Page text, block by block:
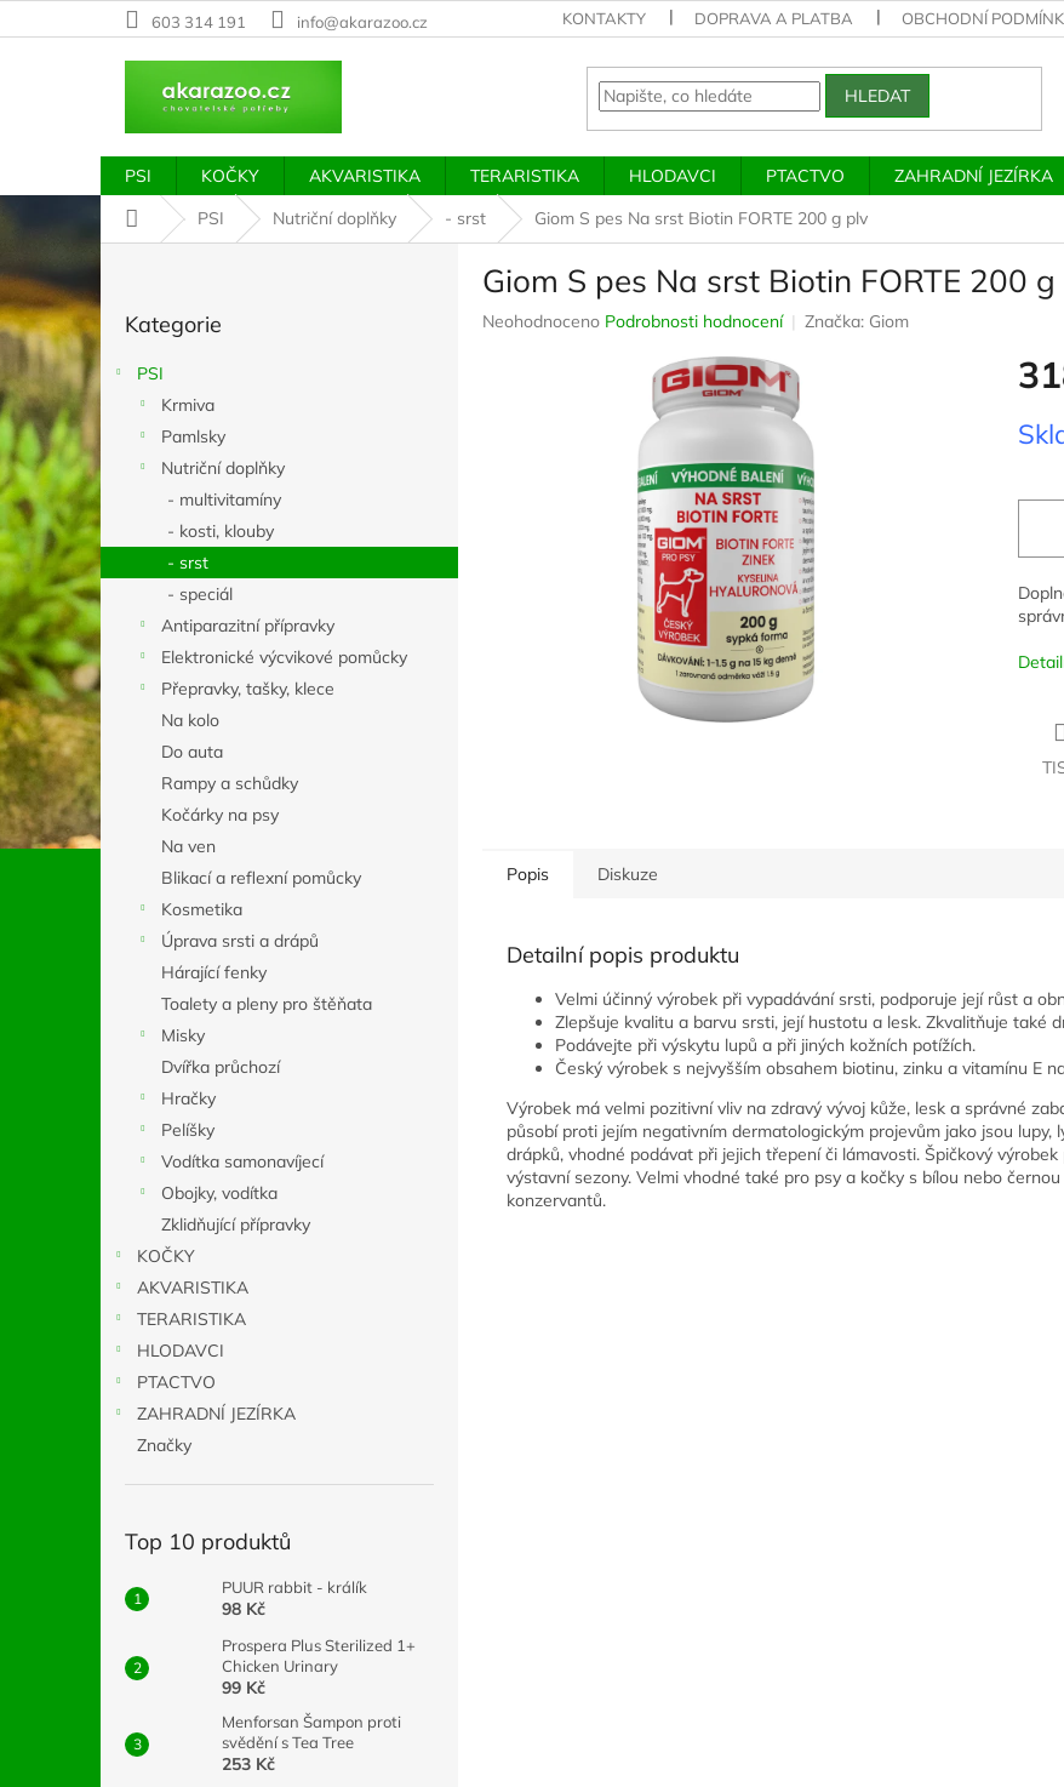
na
603 314 191 info@akarazoo.cz KONTAKTY DOPRAVA A PLATBA OBCHODNÍ
HLEDAT
PSI KOČKY AKVARISTIKA TERARISTIKA HLODAVCI PTACTVO ZAHRADNÍ JEZÍRKA
Domů
PSI Nutriční doplňky - srst Giom S pes Na srst Biotin FORTE 200 g plv
s
t
r
a
í
p
a
n
e
l
kategorie
Kategorie
PSI
Krmiva
Pamlsky
Nutriční doplňky
- multivitamíny
- kosti, klouby
- srst
- speciál
Antiparazitní přípravky
Elektronické výcvikové pomůcky
Přepravky, tašky, klece
Na kolo
Do auta
Rampy a schůdky
Kočárky na psy
Na ven
Blikací a reflexní pomůcky
Kosmetika
Úprava srsti a drápů
Hárající fenky
Toalety a pleny pro štěňata
Misky
Dvířka průchozí
Hračky
Pelíšky
Vodítka samonavíjecí
Obojky, vodítka
Zklidňující přípravky
KOČKY
AKVARISTIKA
TERARISTIKA
HLODAVCI
PTACTVO
ZAHRADNÍ JEZÍRKA
Značky
Top 10 produktů
PUUR rabbit - králík
98 Kč
Prospera Plus Sterilized 1+
Chicken Urinary
99 Kč
Menforsan Šampon proti
svědění s Tea Tree
253 Kč
Giom S pes Na srst Biotin FORTE 200
Průměrné
Neohodnoceno Podrobnosti hodnocení Značka: Giom
cena:
Popis Diskuze
Detailní popis produktu
Velmi účinný výrobek při vypadávání srsti, podporuje její růst a
Zlepšuje kvalitu a barvu srsti, její hustotu a lesk. Zkvalitňuje také
Podávejte při výskytu lupů a při jiných kožních potížích.
Český výrobek s nejvyšším obsahem biotinu, zinku a vitamínu E
Výrobek má velmi pozitivní vliv na zdravý vývoj kůže, lesk a správné
působí proti jejím negativním dermatologickým projevům jako jsou lupy,
drápků, vhodné podávat při jejich třepení či lámavosti. Špičkový
výstavní sezony. Velmi vhodné také pro psy a kočky s bílou nebo
konzervantů.